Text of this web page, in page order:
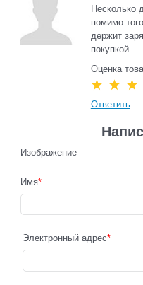
Несколько
помимо
держит
покупкой.
Оценка
Ответить
Изображение
Имя
Электронный адрес